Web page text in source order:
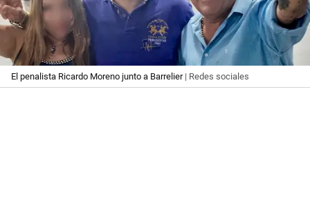
El penalista Ricardo Moreno junto a Barrelier| Redes sociales